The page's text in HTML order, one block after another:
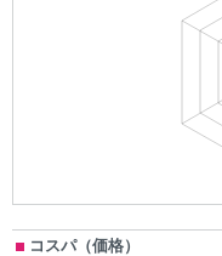
コスパ（価格）